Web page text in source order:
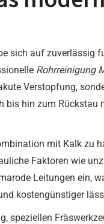
sich auf zuverlässig
Rohrreinigung
Verstopfung,
bis hin zum Rückstau
mit Kalk zu
Faktoren wie
Leitungen ein,
kostengünstiger
speziellen